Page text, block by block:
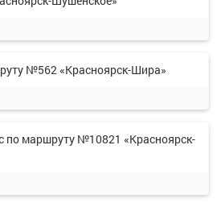
№562 «Красноярск-Шира»
по маршруту №10821 «Красноярск-